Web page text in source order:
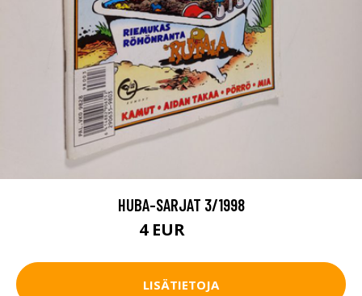
HUBA-SARJAT 3/1998
4 EUR
LISÄTIETOJA